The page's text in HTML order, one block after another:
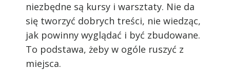
niezbędne są kursy i warsztaty. Nie da
się tworzyć dobrych treści, nie wiedząc,
jak powinny wyglądać i być zbudowane.
To podstawa, żeby w ogóle ruszyć z
miejsca.